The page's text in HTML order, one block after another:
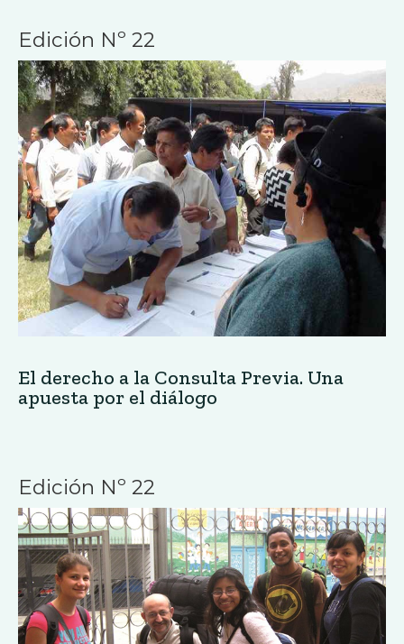
Edición Nº 22
El derecho a la Consulta Previa. Una
apuesta por el diálogo
Edición Nº 22